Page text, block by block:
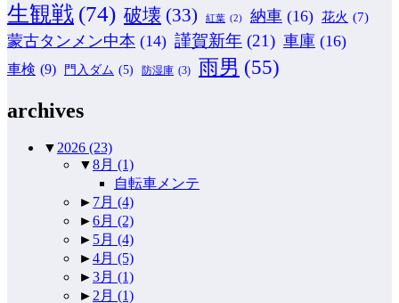
生観戦 (74) 破壊 (33) 紅葉 (2) 納車 (16) 花火 (7)
蒙古タンメン中本 (14) 謹賀新年 (21) 車庫 (16)
車検 (9) 門入ダム (5) 防湿庫 (3) 雨男 (55)
archives
▼2026 (23)
▼8月 (1)
自転車メンテ
► 7月 (4)
►6月 (2)
► 5月 (4)
►4月 (5)
►3月 (1)
►2月 (1)